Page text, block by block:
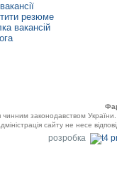
резюме
вакансій
чинним законодавством
сайту не несе
розробка